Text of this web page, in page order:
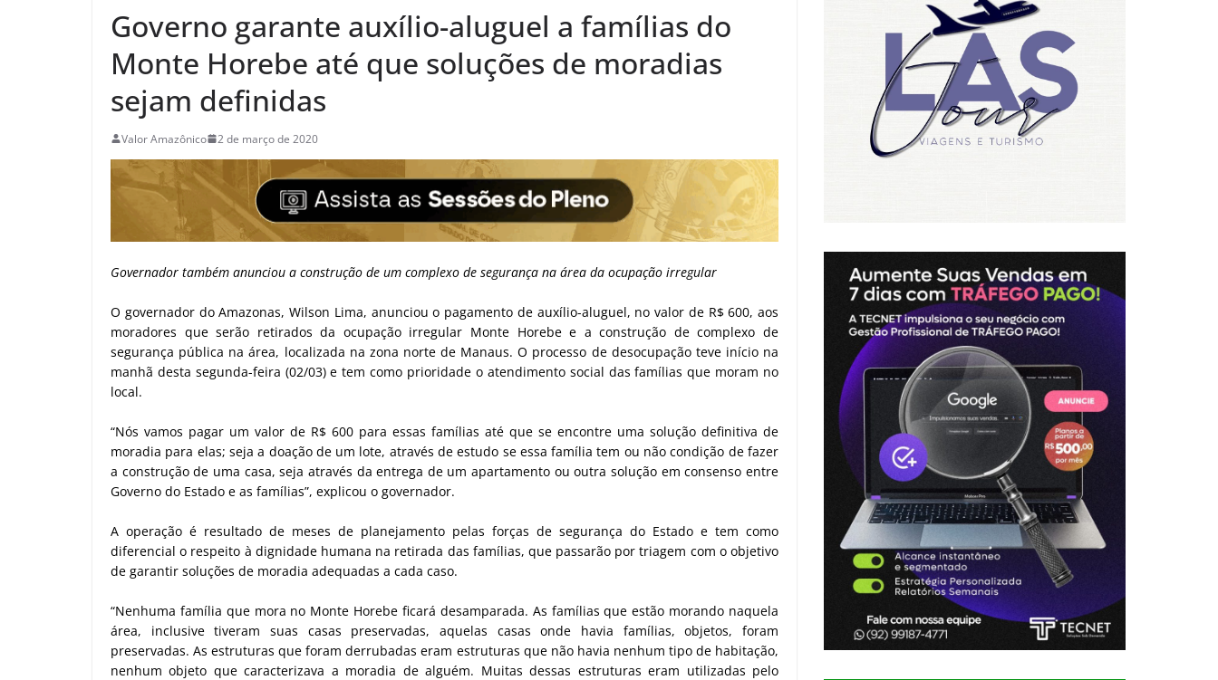
Governo garante auxílio-aluguel a famílias do
Monte Horebe até que soluções de moradias
sejam definidas
Valor Amazônico 2 de março de 2020
Governador também anunciou a construção de um complexo de segurança na área da ocupação irregular
O governador do Amazonas, Wilson Lima, anunciou o pagamento de auxílio-aluguel, no valor de R$ 600, aos
moradores que serão retirados da ocupação irregular Monte Horebe e a construção de complexo de
segurança pública na área, localizada na zona norte de Manaus. O processo de desocupação teve início na
manhã desta segunda-feira (02/03) e tem como prioridade o atendimento social das famílias que moram no
local.
“Nós vamos pagar um valor de R$ 600 para essas famílias até que se encontre uma solução definitiva de
moradia para elas; seja a doação de um lote, através de estudo se essa família tem ou não condição de fazer
a construção de uma casa, seja através da entrega de um apartamento ou outra solução em consenso entre
Governo do Estado e as famílias”, explicou o governador.
A operação é resultado de meses de planejamento pelas forças de segurança do Estado e tem como
diferencial o respeito à dignidade humana na retirada das famílias, que passarão por triagem com o objetivo
de garantir soluções de moradia adequadas a cada caso.
“Nenhuma família que mora no Monte Horebe ficará desamparada. As famílias que estão morando naquela
área, inclusive tiveram suas casas preservadas, aquelas casas onde havia famílias, objetos, foram
preservadas. As estruturas que foram derrubadas eram estruturas que não havia nenhum tipo de habitação,
nenhum objeto que caracterizava a moradia de alguém. Muitas dessas estruturas eram utilizadas pelo